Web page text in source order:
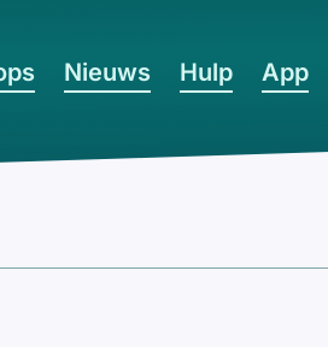
Nieuws Hulp App